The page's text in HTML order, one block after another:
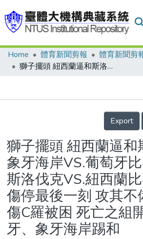
Communities & Collections
Statistics
Home 體育新聞剪報
體育新聞剪
獅子擺頭 紐西蘭逼和斯洛伐克/象牙海岸VS.葡萄牙比賽紀錄表/斯洛伐克VS.紐西蘭比賽紀錄表/傷停最後一刻 攻其不備/魔獸帶傷C羅被困 死亡之組開戰 葡萄牙、象牙海岸踢和
Details
Export
獅子擺頭 紐西蘭逼和
象牙海岸VS.葡萄牙
斯洛伐克VS.紐西蘭
傷停最後一刻 攻其不
傷C羅被困 死亡之組
牙、象牙海岸踢和